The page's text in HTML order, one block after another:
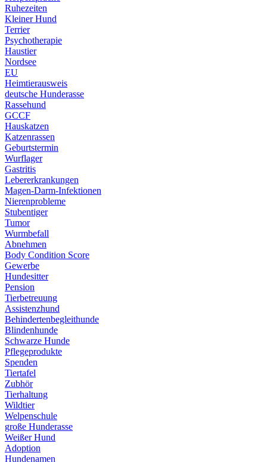
Ruhezeiten
Kleiner Hund
Terrier
Psychotherapie
Haustier
Nordsee
EU
Heimtierausweis
deutsche Hunderasse
Rassehund
GCCF
Hauskatzen
Katzenrassen
Geburtstermin
Wurflager
Gastritis
Lebererkrankungen
Magen-Darm-Infektionen
Nierenprobleme
Stubentiger
Tumor
Wurmbefall
Abnehmen
Body Condition Score
Gewerbe
Hundesitter
Pension
Tierbetreuung
Assistenzhund
Behindertenbegleithunde
Blindenhunde
Schwarze Hunde
Pflegeprodukte
Spenden
Tiertafel
Zubhör
Tierhaltung
Wildtier
Welpenschule
große Hunderasse
Weißer Hund
Adoption
Hundenamen